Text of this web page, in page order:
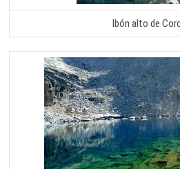
Ibón alto de